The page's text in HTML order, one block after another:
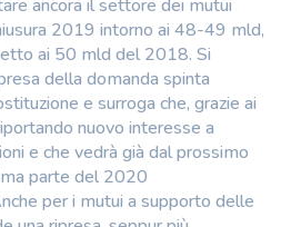
ancora il settore dei mutui
2019 intorno ai 48-49 mld,
ai 50 mld del 2018. Si
della domanda spinta
e surroga che, grazie ai
nuovo interesse a
e che vedrà già dal prossimo
parte del 2020
per i mutui a supporto delle